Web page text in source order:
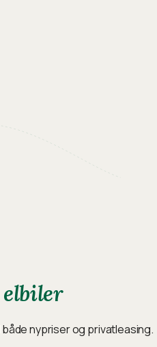
nypriser og privatleasing.